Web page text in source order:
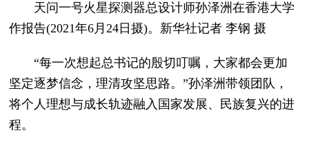
天问一号火星探测器总设计师孙泽洲在香港大学
作报告(2021年6月24日摄)。新华社记者 李钢 摄
“每一次想起总书记的殷切叮嘱，大家都会更加
坚定逐梦信念，理清攻坚思路。”孙泽洲带领团队，
将个人理想与成长轨迹融入国家发展、民族复兴的进
程。